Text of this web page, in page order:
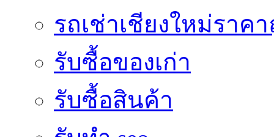
รถเช่าเชียงใหม่ราค
รับซื้อของเก่า
รับซื้อสินค้า